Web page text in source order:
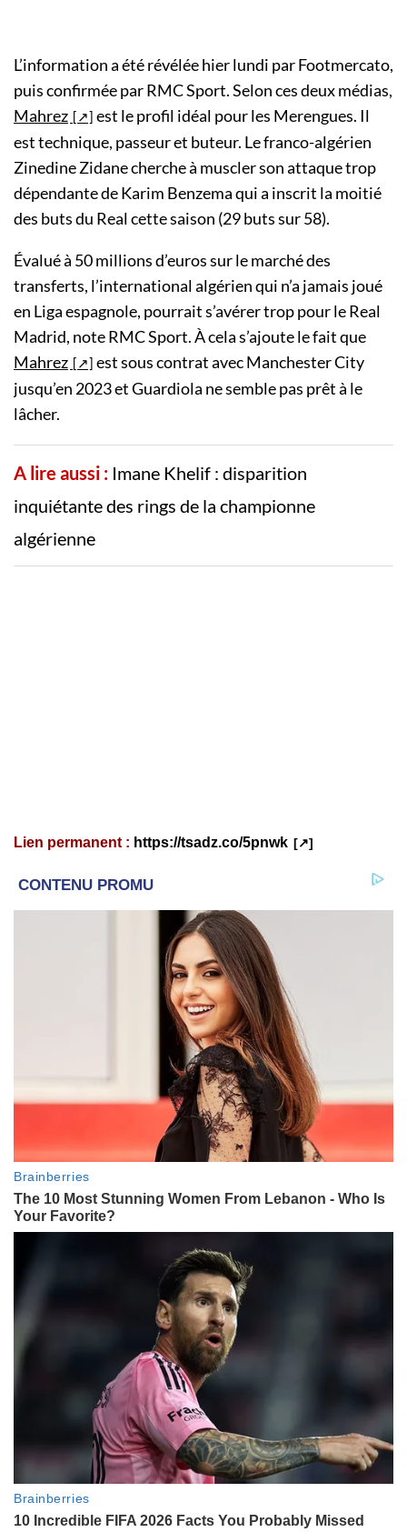
L’information a été révélée hier lundi par Footmercato,
puis confirmée par RMC Sport. Selon ces deux médias,
Mahrez
est le profil idéal pour les Merengues. Il
est technique, passeur et buteur. Le franco-algérien
Zinedine Zidane cherche à muscler son attaque trop
dépendante de Karim Benzema qui a inscrit la moitié
des buts du Real cette saison (29 buts sur 58).
Évalué à 50 millions d’euros sur le marché des
transferts, l’international algérien qui n’a jamais joué
en Liga espagnole, pourrait s’avérer trop pour le Real
Madrid, note RMC Sport. À cela s’ajoute le fait que
Mahrez
est sous contrat avec Manchester City
jusqu’en 2023 et Guardiola ne semble pas prêt à le
lâcher.
A lire aussi : Imane Khelif : disparition
inquiétante des rings de la championne
algérienne
Lien permanent : https://tsadz.co/5pnwk